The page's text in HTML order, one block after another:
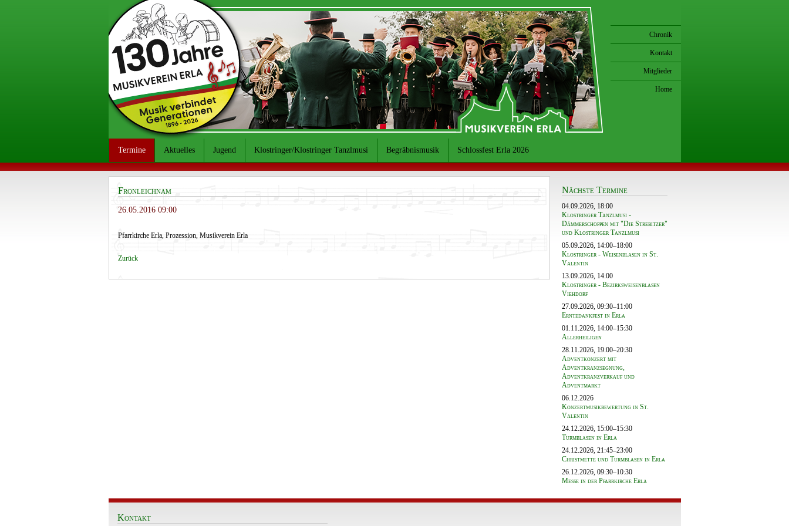
Termine Aktuelles Jugend Klostringer/Klostringer Tanzlmusi Begräbnismusik Schlossfest Erla 2026
Chronik
Kontakt
Mitglieder
Home
Fronleichnam
26.05.2016 09:00
Pfarrkirche Erla, Prozession, Musikverein Erla
Zurück
Nächste Termine
04.09.2026, 18:00
Klostringer Tanzlmusi -
Dämmerschoppen mit "Die Strebitzer"
und Klostringer Tanzlmusi
05.09.2026, 14:00–18:00
Klostringer - Weisenblasen in St.
Valentin
13.09.2026, 14:00
Klostringer - Bezirksweisenblasen
Viehdorf
27.09.2026, 09:30–11:00
Erntedankfest in Erla
01.11.2026, 14:00–15:30
Allerheiligen
28.11.2026, 19:00–20:30
Adventkonzert mit
Adventkranzsegnung,
Adventkranzverkauf und
Adventmarkt
06.12.2026
Konzertmusikbewertung in St.
Valentin
24.12.2026, 15:00–15:30
Turmblasen in Erla
24.12.2026, 21:45–23:00
Christmette und Turmblasen in Erla
26.12.2026, 09:30–10:30
Messe in der Pfarrkirche Erla
Kontakt